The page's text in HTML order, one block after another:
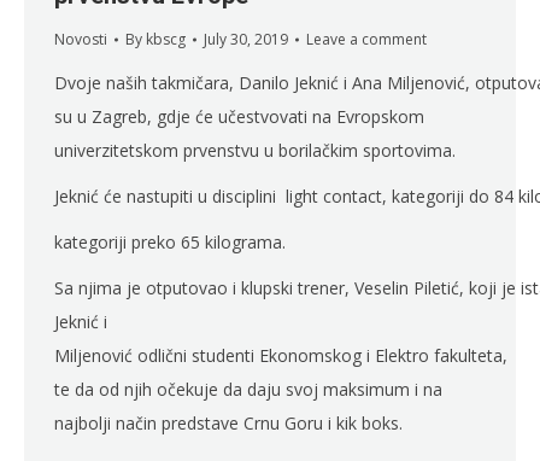
Novosti By kbscg July 30, 2019 Leave a comment
Dvoje naših takmičara, Danilo Jeknić i Ana Miljenović,
su u Zagreb, gdje će učestvovati na Evropskom
univerzitetskom prvenstvu u borilačkim sportovima.
Jeknić će nastupiti u disciplini light contact, kategoriji do 84
kategoriji preko 65 kilograma.
Sa njima je otputovao i klupski trener, Veselin Piletić, koji je
Jeknić i
Miljenović odlični studenti Ekonomskog i Elektro fakulteta,
te da od njih očekuje da daju svoj maksimum i na
najbolji način predstave Crnu Goru i kik boks.